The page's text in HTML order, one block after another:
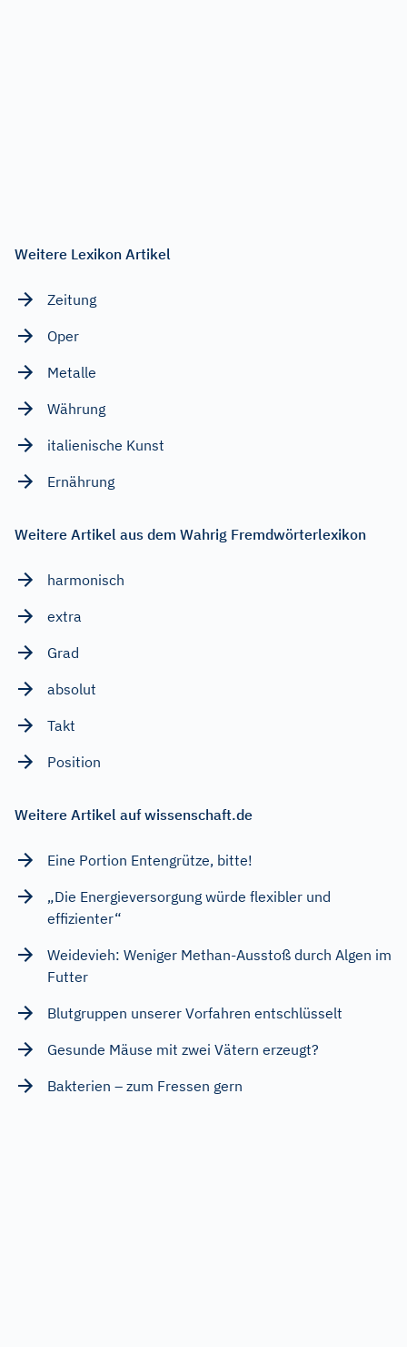
Weitere Lexikon Artikel
Zeitung
Oper
Metalle
Währung
italienische Kunst
Ernährung
Weitere Artikel aus dem Wahrig Fremdwörterlexikon
harmonisch
extra
Grad
absolut
Takt
Position
Weitere Artikel auf wissenschaft.de
Eine Portion Entengrütze, bitte!
„Die Energieversorgung würde flexibler und
effizienter“
Weidevieh: Weniger Methan-Ausstoß durch Algen im
Futter
Blutgruppen unserer Vorfahren entschlüsselt
Gesunde Mäuse mit zwei Vätern erzeugt?
Bakterien – zum Fressen gern